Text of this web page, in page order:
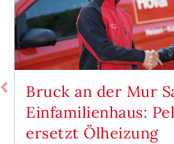
Bruck an der Mur
Einfamilienhaus:
ersetzt Ölheizung